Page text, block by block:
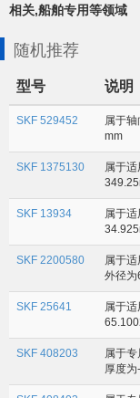
相关,船舶专用等领域
随机推荐
型号 说明
SKF 529452
属于
mm
SKF 1375130
属于
SKF 13934
属于
SKF 2200580
属于
外径为
SKF 25641
属于
SKF 408203
属于
厚度为